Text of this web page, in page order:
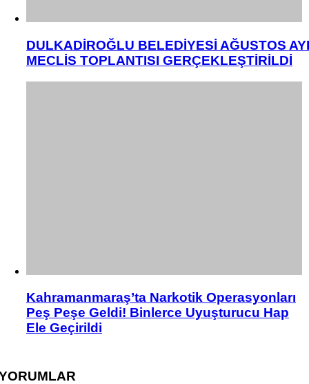
DULKADİROĞLU BELEDİYESİ AĞUSTOS AYI
MECLİS TOPLANTISI GERÇEKLEŞTİRİLDİ
Kahramanmaraş’ta Narkotik Operasyonları
Peş Peşe Geldi! Binlerce Uyuşturucu Hap
Ele Geçirildi